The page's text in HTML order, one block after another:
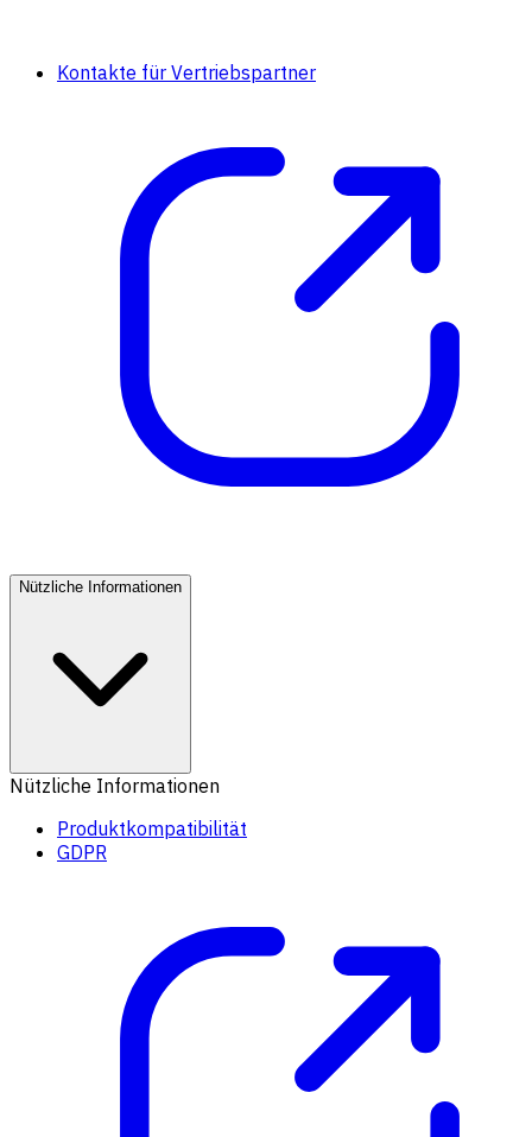
Kontakte für Vertriebspartner
Nützliche Informationen
Nützliche Informationen
Produktkompatibilität
GDPR